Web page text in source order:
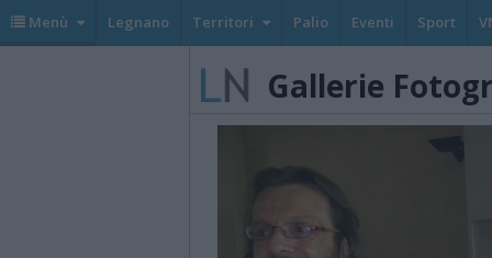
Menù Legnano Territori Palio Eventi Sport
Gallerie